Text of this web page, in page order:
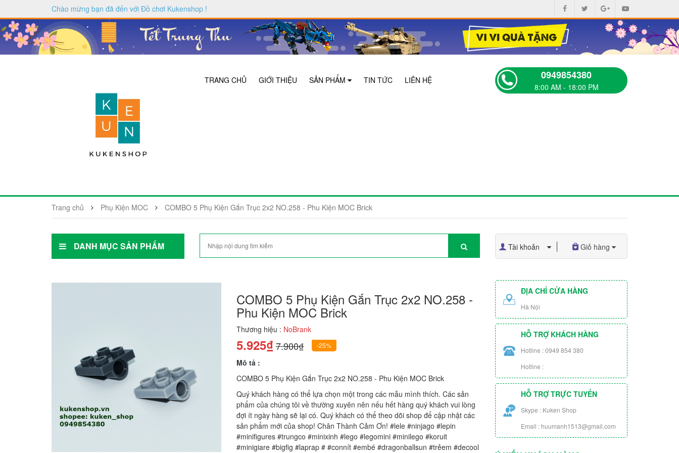
Chào mừng bạn đã đến với Đồ chơi Kukenshop !
TRANG CHỦ GIỚI THIỆU SẢN PHẨM TIN TỨC LIÊN HỆ 0949854380
8:00 AM - 18:00 PM
Trang chủ Phụ Kiện MOC COMBO 5 Phụ Kiện Gắn Trục 2x2 NO.258 - Phu Kiện MOC Brick
DANH MỤC SẢN PHẨM Tài khoản Giỏ hàng
COMBO 5 Phụ Kiện Gắn Trục 2x2 NO.258 -
Phu Kiện MOC Brick
Thương hiệu : NoBrank
5.925₫7.900₫ -25%
Mô tả :
COMBO 5 Phụ Kiện Gắn Trục 2x2 NO.258 - Phu Kiện MOC Brick
Quý khách hàng có thể lựa chọn một trong các mẫu mình thích. Các sản
phẩm của chúng tôi về thường xuyên nên nếu hết hàng quý khách vui lòng
đợi ít ngày hàng sẽ lại có. Quý khách có thể theo dõi shop để cập nhật các
sản phẩm mới của shop! Chân Thành Cảm Ơn! #lele #ninjago #lepin
#minifigures #trungco #minixinh #lego #legomini #minilego #koruit
#minigiare #bigfig #laprap # #connít #embé #dragonballsun #trẻem #decool
ĐỊA CHỈ CỬA HÀNG
Hà Nội
HỖ TRỢ KHÁCH HÀNG
Hotline : 0949 854 380
Hotline :
HỖ TRỢ TRỰC TUYẾN
Skype : Kuken Shop
Email : huumanh1513@gmail.com